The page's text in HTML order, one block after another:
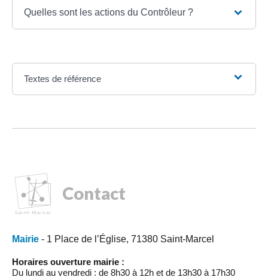
Quelles sont les actions du Contrôleur ?
Textes de référence
Contact
Mairie - 1 Place de l’Église, 71380 Saint-Marcel
Horaires ouverture mairie :
Du lundi au vendredi : de 8h30 à 12h et de 13h30 à 17h30